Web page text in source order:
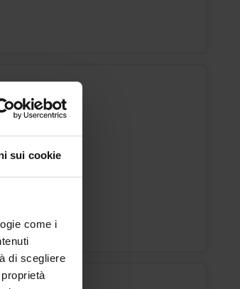
sui cookie
come i
di scegliere